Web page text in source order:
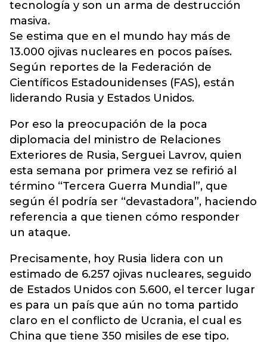
tecnología y son un arma de destrucción
masiva.
Se estima que en el mundo hay más de
13.000 ojivas nucleares en pocos países.
Según reportes de la Federación de
Científicos Estadounidenses (FAS), están
liderando Rusia y Estados Unidos.
Por eso la preocupación de la poca
diplomacia del ministro de Relaciones
Exteriores de Rusia, Serguei Lavrov, quien
esta semana por primera vez se refirió al
término “Tercera Guerra Mundial”, que
según él podría ser “devastadora”, haciendo
referencia a que tienen cómo responder
un ataque.
Precisamente, hoy Rusia lidera con un
estimado de 6.257 ojivas nucleares, seguido
de Estados Unidos con 5.600, el tercer lugar
es para un país que aún no toma partido
claro en el conflicto de Ucrania, el cual es
China que tiene 350 misiles de ese tipo.